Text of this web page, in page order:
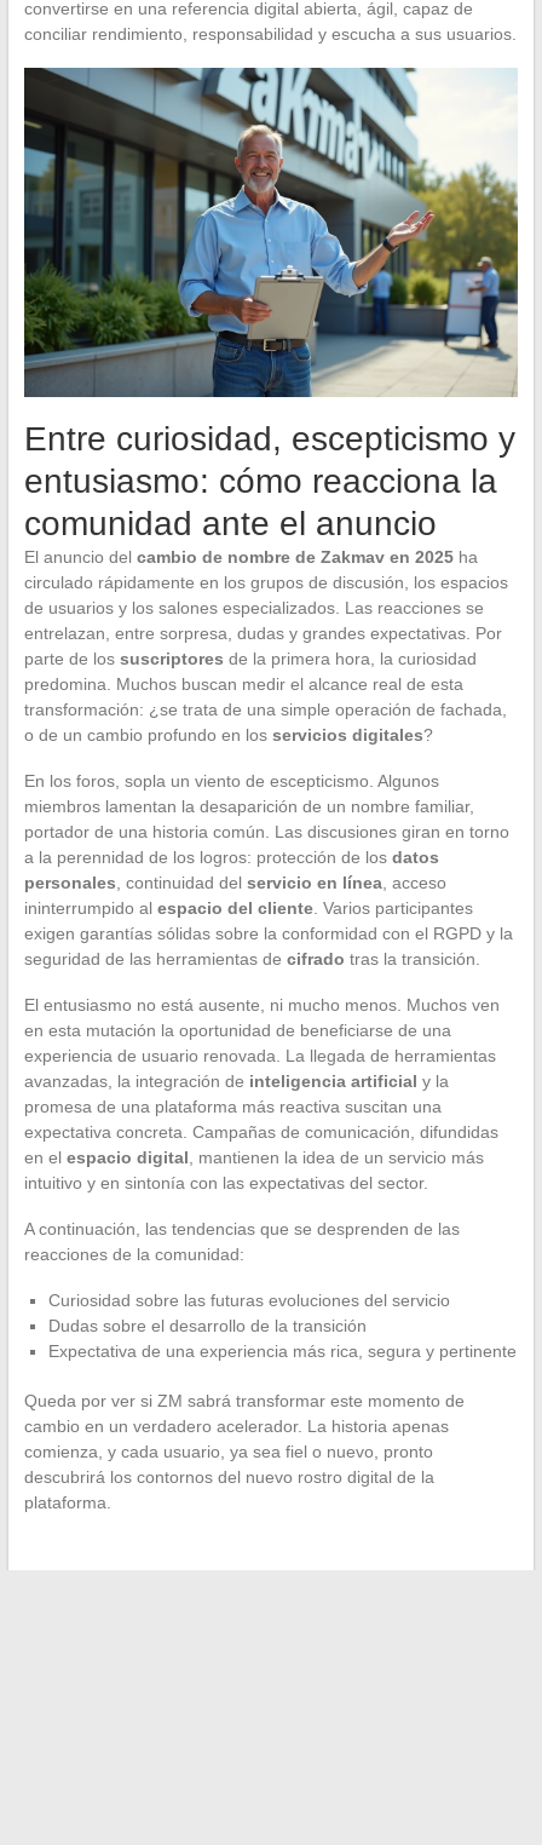
convertirse en una referencia digital abierta, ágil, capaz de
conciliar rendimiento, responsabilidad y escucha a sus usuarios.
Entre curiosidad, escepticismo y
entusiasmo: cómo reacciona la
comunidad ante el anuncio
El anuncio del cambio de nombre de Zakmav en 2025ha
circulado rápidamente en los grupos de discusión, los espacios
de usuarios y los salones especializados. Las reacciones se
entrelazan, entre sorpresa, dudas y grandes expectativas. Por
parte de los suscriptores de la primera hora, la curiosidad
predomina. Muchos buscan medir el alcance real de esta
transformación: ¿se trata de una simple operación de fachada,
o de un cambio profundo en los servicios digitales?
En los foros, sopla un viento de escepticismo. Algunos
miembros lamentan la desaparición de un nombre familiar,
portador de una historia común. Las discusiones giran en torno
a la perennidad de los logros: protección de los datos
personales , continuidad del servicio en línea, acceso
ininterrumpido al espacio del cliente. Varios participantes
exigen garantías sólidas sobre la conformidad con el RGPD y la
seguridad de las herramientas de cifrado tras la transición.
El entusiasmo no está ausente, ni mucho menos. Muchos ven
en esta mutación la oportunidad de beneficiarse de una
experiencia de usuario renovada. La llegada de herramientas
avanzadas, la integración de inteligencia artificial y la
promesa de una plataforma más reactiva suscitan una
expectativa concreta. Campañas de comunicación, difundidas
en el espacio digital , mantienen la idea de un servicio más
intuitivo y en sintonía con las expectativas del sector.
A continuación, las tendencias que se desprenden de las
reacciones de la comunidad:
Curiosidad sobre las futuras evoluciones del servicio
Dudas sobre el desarrollo de la transición
Expectativa de una experiencia más rica, segura y pertinente
Queda por ver si ZM sabrá transformar este momento de
cambio en un verdadero acelerador. La historia apenas
comienza, y cada usuario, ya sea fiel o nuevo, pronto
descubrirá los contornos del nuevo rostro digital de la
plataforma.